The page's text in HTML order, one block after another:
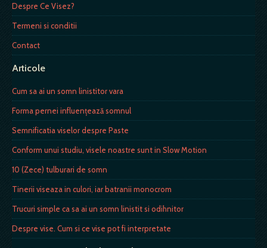
Despre Ce Visez?
Termeni si conditii
Contact
Articole
Cum sa ai un somn linistitor vara
Forma pernei influenţează somnul
Semnificatia viselor despre Paste
Conform unui studiu, visele noastre sunt in Slow Motion
10 (Zece) tulburari de somn
Tinerii viseaza in culori, iar batranii monocrom
Trucuri simple ca sa ai un somn linistit si odihnitor
Despre vise. Cum si ce vise pot fi interpretate